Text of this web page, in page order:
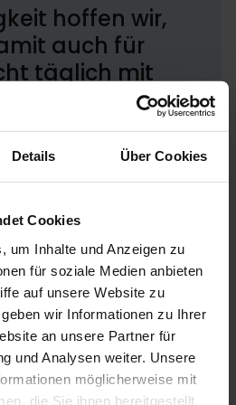
Details Über Cookies
Cookies
um Inhalte und Anzeigen zu
für soziale Medien anbieten
auf unsere Website zu
wir Informationen zu Ihrer
an unsere Partner für
und Analysen weiter. Unsere
möglicherweise mit
die Sie ihnen bereitgestellt
hoffen wir,
auch für
täglich mit
sind,
schaffen, bei
vom Auto
auch im VOR
schon bisher VOR